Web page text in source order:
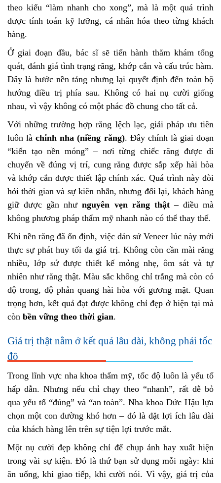
theo kiểu “làm nhanh cho xong”, mà là một quá trình
được tính toán kỹ lưỡng, cá nhân hóa theo từng khách
hàng.
Ở giai đoạn đầu, bác sĩ sẽ tiến hành thăm khám tổng
quát, đánh giá tình trạng răng, khớp cắn và cấu trúc hàm.
Đây là bước nền tảng nhưng lại quyết định đến toàn bộ
hướng điều trị phía sau. Không có hai nụ cười giống
nhau, vì vậy không có một phác đồ chung cho tất cả.
Với những trường hợp răng lệch lạc, giải pháp ưu tiên
luôn làchỉnh nha (niềng răng). Đây chính là giai đoạn
“kiến tạo nền móng” – nơi từng chiếc răng được di
chuyển về đúng vị trí, cung răng được sắp xếp hài hòa
và khớp cắn được thiết lập chính xác. Quá trình này đòi
hỏi thời gian và sự kiên nhẫn, nhưng đổi lại, khách hàng
giữ được gần nhưnguyên vẹn răng thật– điều mà
không phương pháp thẩm mỹ nhanh nào có thể thay thế.
Khi nền răng đã ổn định, việc dán sứ Veneer lúc này mới
thực sự phát huy tối đa giá trị. Không còn cần mài răng
nhiều, lớp sứ được thiết kế mỏng nhẹ, ôm sát và tự
nhiên như răng thật. Màu sắc không chỉ trắng mà còn có
độ trong, độ phản quang hài hòa với gương mặt. Quan
trọng hơn, kết quả đạt được không chỉ đẹp ở hiện tại mà
còn bền vững theo thời gian.
Giá trị thật nằm ở kết quả lâu dài, không phải tốc
độ
Trong lĩnh vực nha khoa thẩm mỹ, tốc độ luôn là yếu tố
hấp dẫn. Nhưng nếu chỉ chạy theo “nhanh”, rất dễ bỏ
qua yếu tố “đúng” và “an toàn”. Nha khoa Đức Hậu lựa
chọn một con đường khó hơn – đó là đặt lợi ích lâu dài
của khách hàng lên trên sự tiện lợi trước mắt.
Một nụ cười đẹp không chỉ để chụp ảnh hay xuất hiện
trong vài sự kiện. Đó là thứ bạn sử dụng mỗi ngày: khi
ăn uống, khi giao tiếp, khi cười nói. Vì vậy, giá trị của